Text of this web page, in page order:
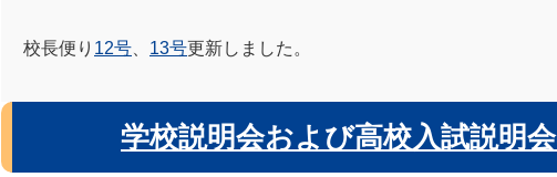
校長便り 12号 13号更新しました。
学校説明会および高校入試説明